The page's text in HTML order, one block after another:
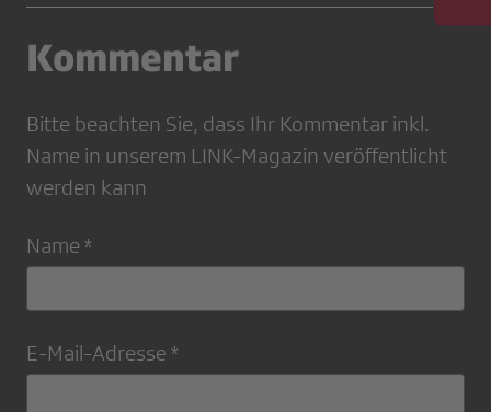
Kommentar
Bitte beachten Sie, dass Ihr Kommentar inkl.
Name in unserem LINK-Magazin veröffentlicht
werden kann
Name *
E-Mail-Adresse *